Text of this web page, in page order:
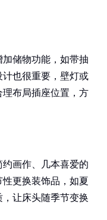
储物功能，如带抽
也很重要，壁灯或
布局插座位置，方
画作、几本喜爱的
更换装饰品，如夏
让床头随季节变换